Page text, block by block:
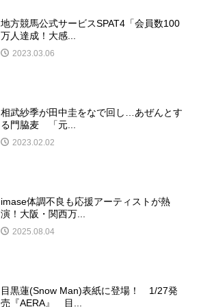
地⽅競⾺公式サービスSPAT4「会員数100
万⼈達成！⼤感...
2023.03.06
相武紗季が田中圭をなで回し…あぜんとす
る門脇麦 「元...
2023.02.02
imase体調不良も応援アーティストが熱
演！大阪・関西万...
2025.08.04
目黒蓮(Snow Man)表紙に登場！ 1/27発
売『AERA』 目...